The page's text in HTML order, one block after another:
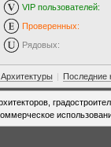
VIP пользователей:
Проверенных:
Рядовых:
| Последние